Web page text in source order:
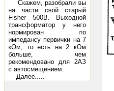
Скажем, разобрали вы
на части свой старый
Fisher 500B. Выходной
трансформатор у него
нормирован по
импедансу первички на 7
кОм, то есть на 2 кОм
больше, чем
рекомендовано для 2АЗ
с автосмещением.
Далее.....